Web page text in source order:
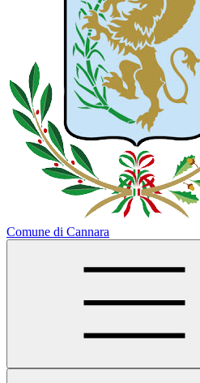
Comune di Cannara